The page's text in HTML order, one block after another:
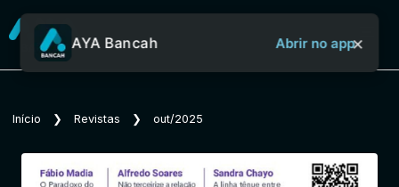
Sobre o Aya Bancah
Início
AYA Bancah Abrir no app×
Início ❯ Revistas ❯ out/2025